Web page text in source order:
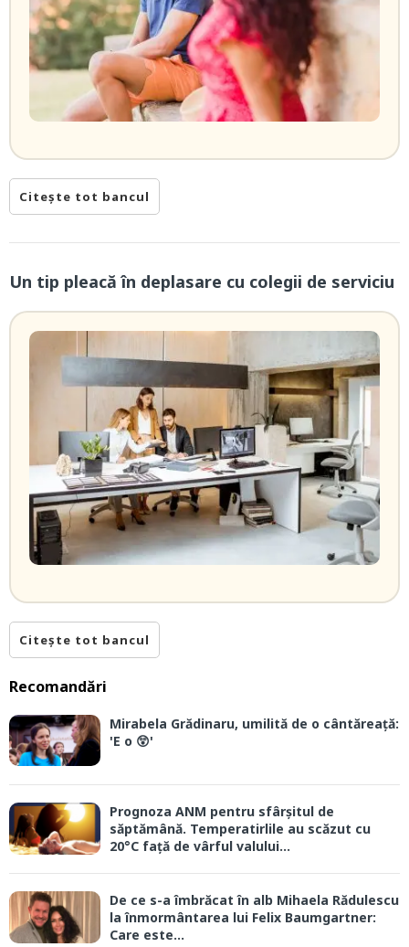
Citește tot bancul
Un tip pleacă în deplasare cu colegii de serviciu
Citește tot bancul
Recomandări
Mirabela Grădinaru, umilită de o cântăreață:
'E o 😲'
Prognoza ANM pentru sfârșitul de
săptămână. Temperatirlile au scăzut cu
20°C față de vârful valului...
De ce s-a îmbrăcat în alb Mihaela Rădulescu
la înmormântarea lui Felix Baumgartner:
Care este...